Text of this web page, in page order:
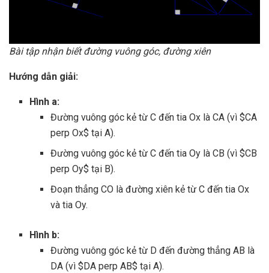
Bài tập nhận biết đường vuông góc, đường xiên
Hướng dẫn giải:
Hình a:
Đường vuông góc kẻ từ C đến tia Ox là CA (vì $CA
perp Ox$ tại A).
Đường vuông góc kẻ từ C đến tia Oy là CB (vì $CB
perp Oy$ tại B).
Đoạn thẳng CO là đường xiên kẻ từ C đến tia Ox
và tia Oy.
Hình b:
Đường vuông góc kẻ từ D đến đường thẳng AB là
DA (vì $DA perp AB$ tại A).